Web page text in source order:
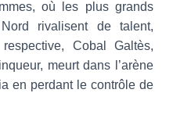
où les plus grands
rivalisent de talent,
Cobal Galtès,
meurt dans l’arène
en perdant le contrôle de